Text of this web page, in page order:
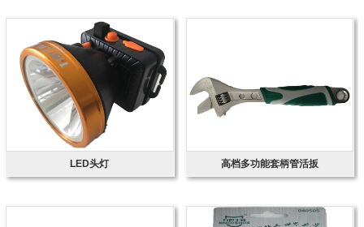
LED头灯 高档多功能套柄管活扳